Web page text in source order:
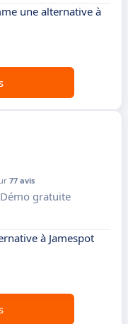
une alternative à
77 avis
Démo gratuite
à Jamespot